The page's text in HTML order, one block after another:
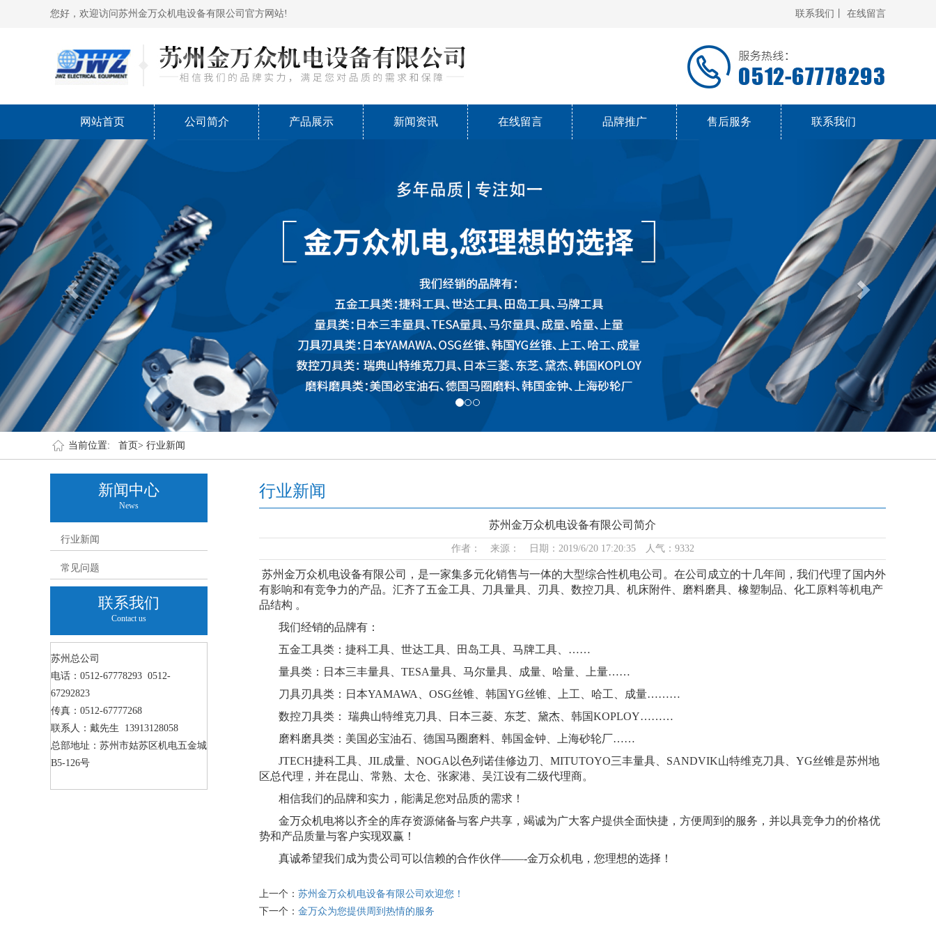
您好，欢迎访问苏州金万众机电设备有限公司官方网站! 联系我们丨 在线留言
网站首页 公司简介 产品展示 新闻资讯 在线留言 品牌推广 售后服务 联系我们
当前位置: 首页> 行业新闻
新闻中心
News
行业新闻
常见问题
联系我们
Contact us
苏州总公司
电话：0512-67778293 0512-
67292823
传真：0512-67777268
联系人：戴先生 13913128058
总部地址：苏州市姑苏区机电五金城
B5-126号
行业新闻
苏州金万众机电设备有限公司简介
作者： 来源： 日期：2019/6/20 17:20:35 人气：9332
苏州金万众机电设备有限公司，是一家集多元化销售与一体的大型综合性机电公司。在公司成立的十几年间，我们代理了国内外
有影响和有竞争力的产品。汇齐了五金工具、刀具量具、刃具、数控刀具、机床附件、磨料磨具、橡塑制品、化工原料等机电产
品结构 。
我们经销的品牌有：
五金工具类：捷科工具、世达工具、田岛工具、马牌工具、……
量具类：日本三丰量具、TESA量具、马尔量具、成量、哈量、上量……
刀具刃具类：日本YAMAWA、OSG丝锥、韩国YG丝锥、上工、哈工、成量………
数控刀具类： 瑞典山特维克刀具、日本三菱、东芝、黛杰、韩国KOPLOY………
磨料磨具类：美国必宝油石、德国马圈磨料、韩国金钟、上海砂轮厂……
JTECH捷科工具、JIL成量、NOGA以色列诺佳修边刀、MITUTOYO三丰量具、SANDVIK山特维克刀具、YG丝锥是苏州地
区总代理，并在昆山、常熟、太仓、张家港、吴江设有二级代理商。
相信我们的品牌和实力，能满足您对品质的需求！
金万众机电将以齐全的库存资源储备与客户共享，竭诚为广大客户提供全面快捷，方便周到的服务，并以具竞争力的价格优
势和产品质量与客户实现双赢！
真诚希望我们成为贵公司可以信赖的合作伙伴——-金万众机电，您理想的选择！
上一个： 苏州金万众机电设备有限公司欢迎您！
下一个： 金万众为您提供周到热情的服务